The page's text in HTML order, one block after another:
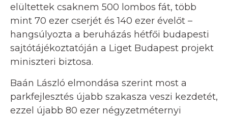
elültettek csaknem 500 lombos fát, több
mint 70 ezer cserjét és 140 ezer évelőt –
hangsúlyozta a beruházás hétfői budapesti
sajtótájékoztatóján a Liget Budapest projekt
miniszteri biztosa.
Baán László elmondása szerint most a
parkfejlesztés újabb szakasza veszi kezdetét,
ezzel újabb 80 ezer négyzetméternyi